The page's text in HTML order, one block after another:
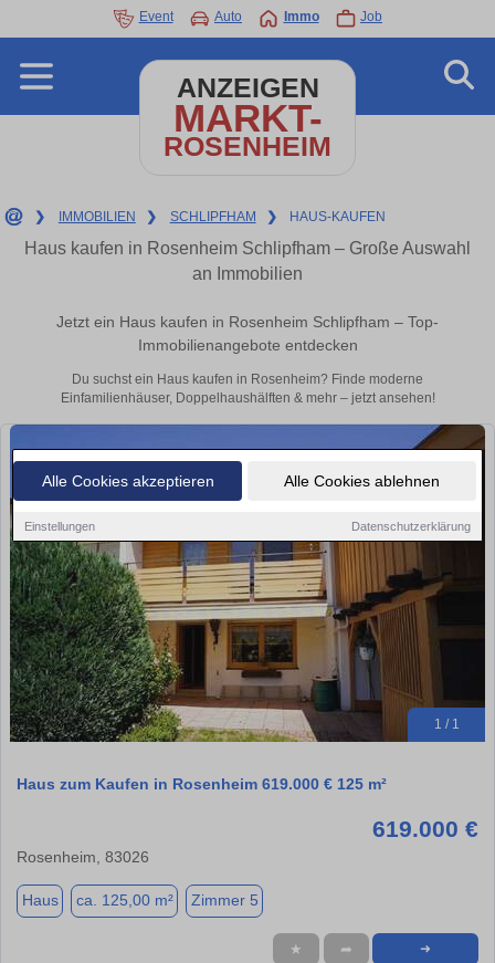
Alle Cookies akzeptieren Alle Cookies ablehnen
Einstellungen Datenschutzerklärung
Event Auto Immo Job
ANZEIGEN
MARKT-
ROSENHEIM
❯ IMMOBILIEN ❯ SCHLIPFHAM ❯ HAUS-KAUFEN
Haus kaufen in Rosenheim Schlipfham – Große Auswahl
an Immobilien
Jetzt ein Haus kaufen in Rosenheim Schlipfham – Top-
Immobilienangebote entdecken
Du suchst ein Haus kaufen in Rosenheim? Finde moderne
Einfamilienhäuser, Doppelhaushälften & mehr – jetzt ansehen!
1 / 1
Haus zum Kaufen in Rosenheim 619.000 € 125 m²
619.000 €
Rosenheim, 83026
Haus ca. 125,00 m² Zimmer 5
★ ➦ ➜